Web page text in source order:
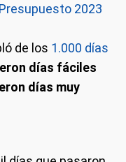
2023
de los 1.000 días
días fáciles
días muy